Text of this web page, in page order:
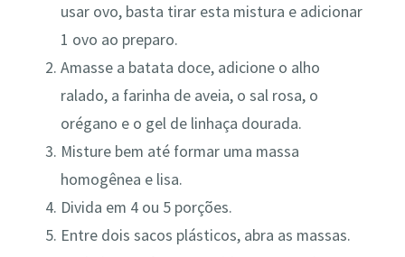
usar ovo, basta tirar esta mistura e adicionar
1 ovo ao preparo.
Amasse a batata doce, adicione o alho
ralado, a farinha de aveia, o sal rosa, o
orégano e o gel de linhaça dourada.
Misture bem até formar uma massa
homogênea e lisa.
Divida em 4 ou 5 porções.
Entre dois sacos plásticos, abra as massas.